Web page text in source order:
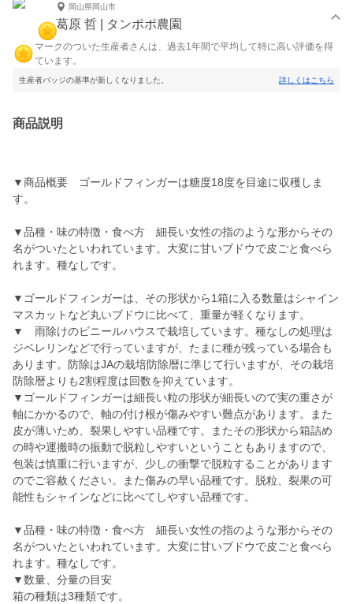
岡山県岡山市
葛原 哲 | タンポポ農園
マークのついた生産者さんは、過去1年間で平均して特に高い評価を得
ています。
生産者バッジの基準が新しくなりました。 詳しくはこちら
商品説明
▼商品概要 ゴールドフィンガーは糖度18度を目途に収穫しま
す。
▼品種・味の特徴・食べ方 細長い女性の指のような形からその
名がついたといわれています。大変に甘いブドウで皮ごと食べら
れます。種なしです。
▼ゴールドフィンガーは、その形状から1箱に入る数量はシャイン
マスカットなど丸いブドウに比べて、重量が軽くなります。
▼ 雨除けのビニールハウスで栽培しています。種なしの処理は
ジベレリンなどで行っていますが、たまに種が残っている場合も
あります。防除はJAの栽培防除暦に準じて行いますが、その栽培
防除暦よりも2割程度は回数を抑えています。
▼ゴールドフィンガーは細長い粒の形状が細長いので実の重さが
軸にかかるので、軸の付け根が傷みやすい難点があります。また
皮が薄いため、裂果しやすい品種です。またその形状から箱詰め
の時や運搬時の振動で脱粒しやすいということもありますので、
包装は慎重に行いますが、少しの衝撃で脱粒することがあります
のでご容赦ください。また傷みの早い品種です。脱粒、裂果の可
能性もシャインなどに比べてしやすい品種です。
▼品種・味の特徴・食べ方 細長い女性の指のような形からその
名がついたといわれています。大変に甘いブドウで皮ごと食べら
れます。種なしです。
▼数量、分量の目安
箱の種類は3種類です。